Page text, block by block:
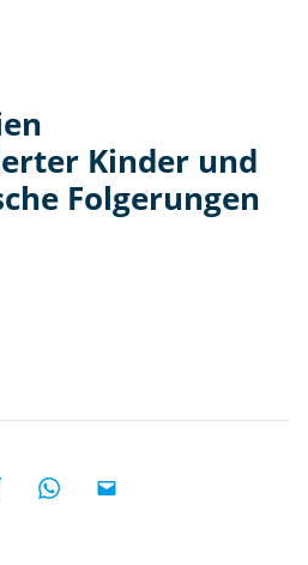
Kinder und
Folgerungen